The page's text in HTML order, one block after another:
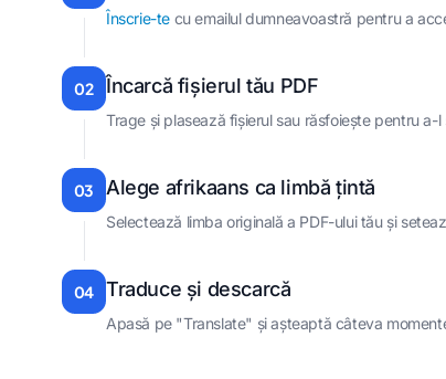
Înscrie-te cu emailul dumneavoastră pentru a
02 Încarcă fișierul tău PDF
Trage și plasează fișierul sau răsfoiește pentru
03 Alege afrikaans ca limbă țintă
Selectează limba originală a PDF-ului tău și
04 Traduce și descarcă
Apasă pe "Translate" și așteaptă câteva